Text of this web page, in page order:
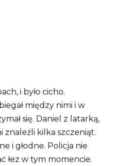
i było cicho.
między nimi i w
się. Daniel z latarką,
znaleźli kilka szczeniąt.
i głodne. Policja nie
łez w tym momencie.